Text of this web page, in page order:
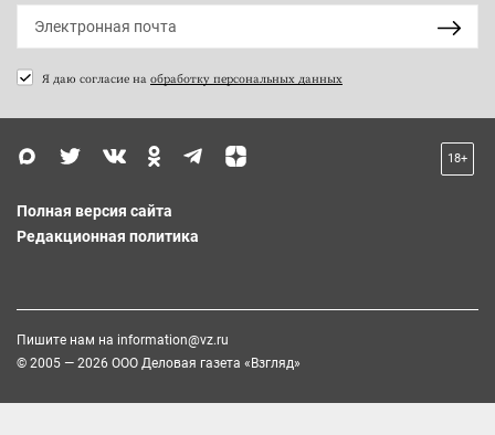
Я даю согласие на обработку персональных данных
18+
Полная версия сайта
Редакционная политика
Пишите нам на information@vz.ru
© 2005 — 2026 ООО Деловая газета «Взгляд»